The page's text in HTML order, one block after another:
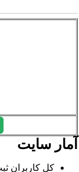
سایت
کل کاربران ثبت شده: